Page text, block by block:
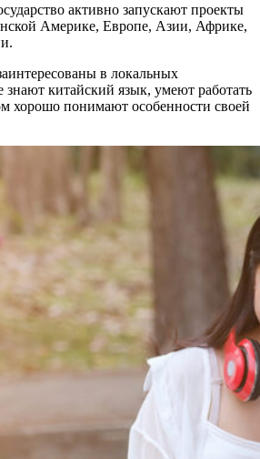
активно запускают проекты
Америке, Европе, Азии, Африке,
в локальных
знают китайский язык, умеют работать
хорошо понимают особенности своей